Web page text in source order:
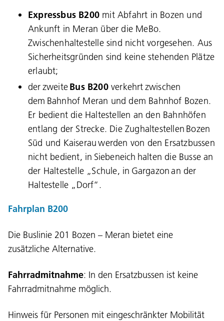
Expressbus B200 mit Abfahrt in Bozen und
Ankunft in Meran über die MeBo.
Zwischenhaltestelle sind nicht vorgesehen. Aus
Sicherheitsgründen sind keine stehenden Plätze
erlaubt;
der zweiteBus B200verkehrt zwischen
dem Bahnhof Meran und dem Bahnhof Bozen.
Er bedient die Haltestellen an den Bahnhöfen
entlang der Strecke. Die Zughaltestellen Bozen
Süd und Kaiserau werden von den Ersatzbussen
nicht bedient, in Siebeneich halten die Busse an
der Haltestelle „Schule, in Gargazon an der
Haltestelle „Dorf“.
Fahrplan B200
Die Buslinie 201 Bozen – Meran bietet eine
zusätzliche Alternative.
Fahrradmitnahme: In den Ersatzbussen ist keine
Fahrradmitnahme möglich.
Hinweis für Personen mit eingeschränkter Mobilität